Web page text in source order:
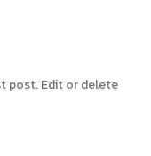
post. Edit or delete